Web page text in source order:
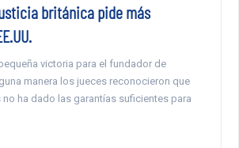
británica pide más
victoria para el fundador de
manera los jueces reconocieron que
ha dado las garantías suficientes para